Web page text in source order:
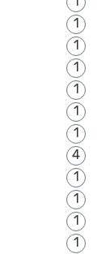
1
1
1
1
1
1
4
1
1
1
1